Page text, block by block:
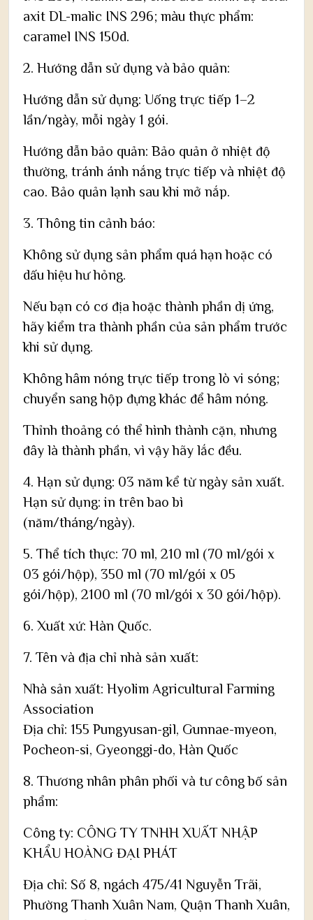
axit DL-malic INS 296; màu thực phẩm:
caramel INS 150d.
2. Hướng dẫn sử dụng và bảo quản:
Hướng dẫn sử dụng: Uống trực tiếp 1–2
lần/ngày, mỗi ngày 1 gói.
Hướng dẫn bảo quản: Bảo quản ở nhiệt độ
thường, tránh ánh nắng trực tiếp và nhiệt độ
cao. Bảo quản lạnh sau khi mở nắp.
3. Thông tin cảnh báo:
Không sử dụng sản phẩm quá hạn hoặc có
dấu hiệu hư hỏng.
Nếu bạn có cơ địa hoặc thành phần dị ứng,
hãy kiểm tra thành phần của sản phẩm trước
khi sử dụng.
Không hâm nóng trực tiếp trong lò vi sóng;
chuyển sang hộp đựng khác để hâm nóng.
Thỉnh thoảng có thể hình thành cặn, nhưng
đây là thành phần, vì vậy hãy lắc đều.
4. Hạn sử dụng: 03 năm kể từ ngày sản xuất.
Hạn sử dụng: in trên bao bì
(năm/tháng/ngày).
5. Thể tích thực: 70 ml, 210 ml (70 ml/gói x
03 gói/hộp), 350 ml (70 ml/gói x 05
gói/hộp), 2100 ml (70 ml/gói x 30 gói/hộp).
6. Xuất xứ: Hàn Quốc.
7. Tên và địa chỉ nhà sản xuất:
Nhà sản xuất: Hyolim Agricultural Farming
Association
Địa chỉ: 155 Pungyusan-gil, Gunnae-myeon,
Pocheon-si, Gyeonggi-do, Hàn Quốc
8. Thương nhân phân phối và tư công bố sản
phẩm:
Công ty: CÔNG TY TNHH XUẤT NHẬP
KHẨU HOÀNG ĐẠI PHÁT
Địa chỉ: Số 8, ngách 475/41 Nguyễn Trãi,
Phường Thanh Xuân Nam, Quận Thanh Xuân,